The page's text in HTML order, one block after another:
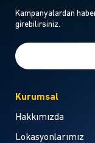
Kampanyalardan
girebilirsiniz.
Kurumsal
Hakkımızda
Lokasyonlarımız